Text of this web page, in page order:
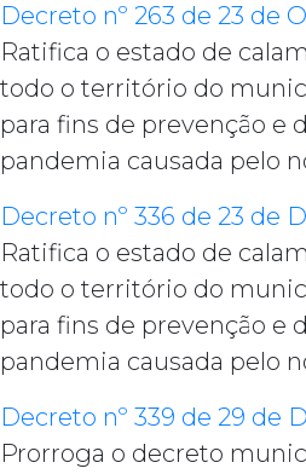
Decreto nº 263 de 23 de
Ratifica o estado de
todo o território do
para fins de prevenção e
pandemia causada pelo
Decreto nº 336 de 23 de
Ratifica o estado de
todo o território do
para fins de prevenção e
pandemia causada pelo
Decreto nº 339 de 29 de
Prorroga o decreto